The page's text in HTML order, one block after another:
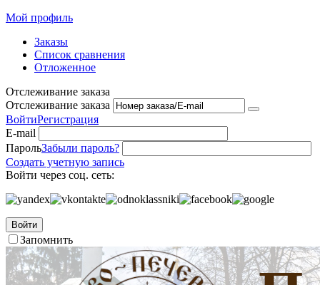
Мой профиль
Заказы
Список сравнения
Отложенное
Отслеживание заказа
Отслеживание заказа
ВойтиРегистрация
E-mail
ПарольЗабыли пароль?
Создать учетную запись
Войти через соц. сеть:
Войти
Запомнить